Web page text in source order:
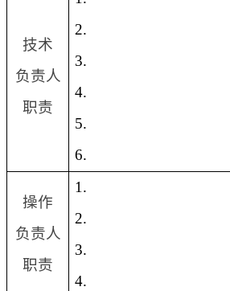
技术
负责人
职责
2.
3.
4.
5.
6.
操作
负责人
职责
1.
2.
3.
4.